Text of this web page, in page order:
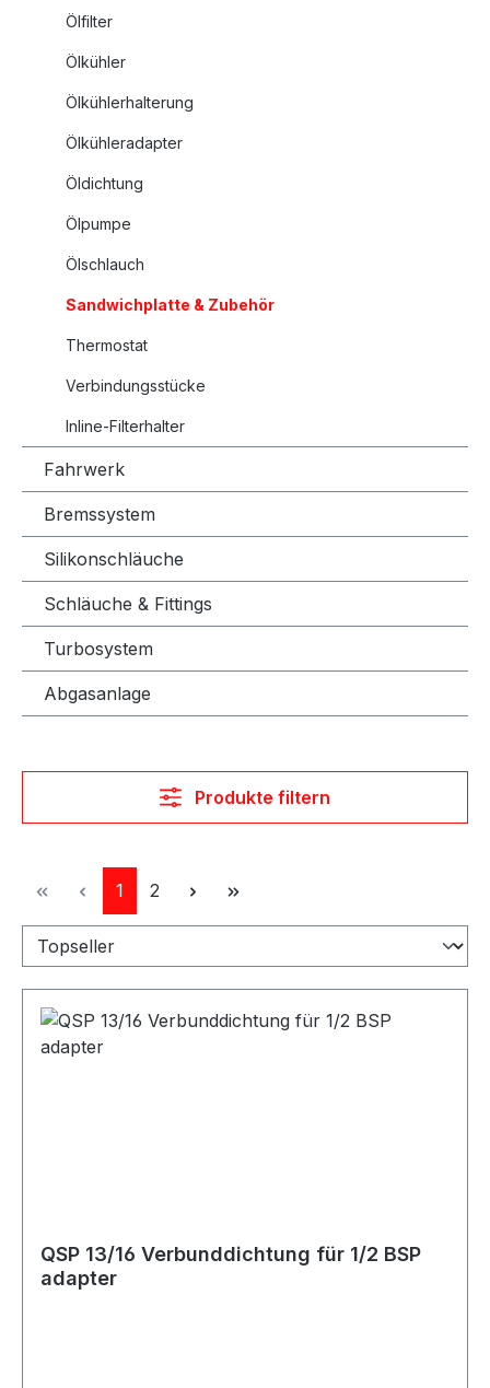
Ölfilter
Ölkühler
Ölkühlerhalterung
Ölkühleradapter
Öldichtung
Ölpumpe
Ölschlauch
Sandwichplatte & Zubehör
Thermostat
Verbindungsstücke
Inline-Filterhalter
Fahrwerk
Bremssystem
Silikonschläuche
Schläuche & Fittings
Turbosystem
Abgasanlage
Produkte filtern
Seite
1 Seite
2
QSP 13/16 Verbunddichtung für 1/2 BSP
adapter